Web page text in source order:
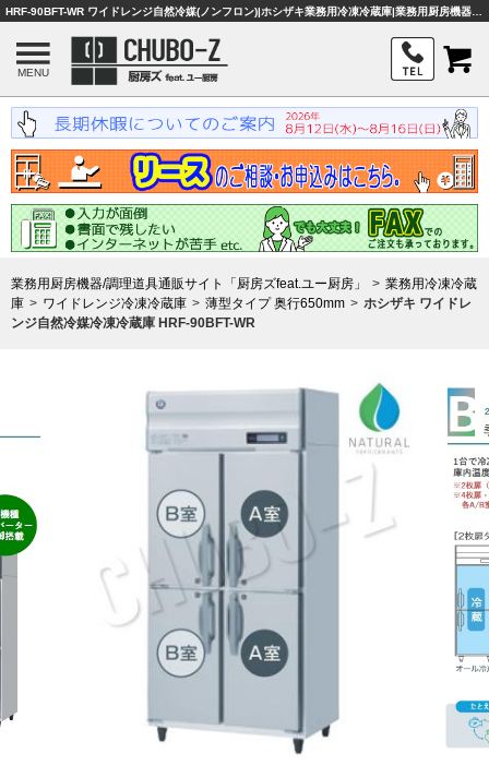
MENU
業務用厨房機器/調理道具通販サイト「厨房ズfeat.ユー厨房」
業務用冷凍冷蔵
庫
ワイドレンジ冷凍冷蔵庫 薄型タイプ 奥行650mm
ホシザキ ワイドレ
ンジ自然冷媒冷凍冷蔵庫 HRF-90BFT-WR